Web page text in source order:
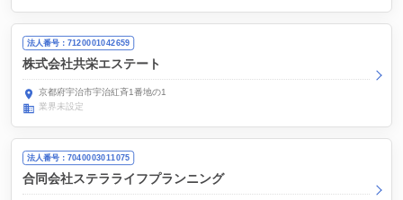
法人番号：7120001042659
株式会社共栄エステート
京都府宇治市宇治紅斉1番地の1
業界未設定
法人番号：7040003011075
合同会社ステラライフプランニング